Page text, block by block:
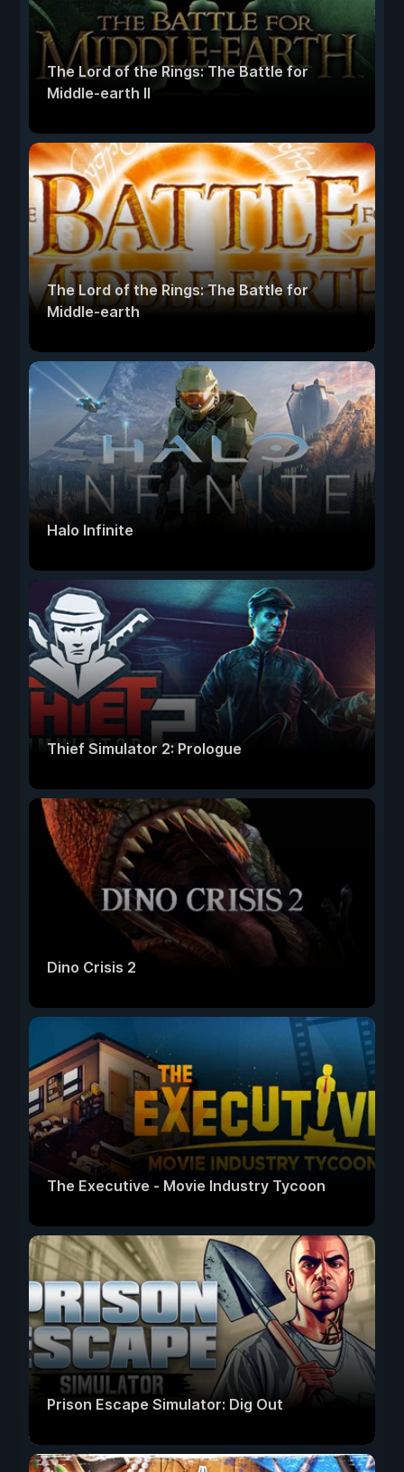
The Lord of the Rings: The Battle for
Middle-earth II
The Lord of the Rings: The Battle for
Middle-earth
Halo Infinite
Thief Simulator 2: Prologue
Dino Crisis 2
The Executive - Movie Industry Tycoon
Prison Escape Simulator: Dig Out